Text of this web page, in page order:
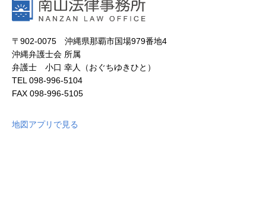
〒902-0075 沖縄県那覇市国場979番地4
沖縄弁護士会 所属
弁護士 小口 幸人（おぐちゆきひと）
TEL 098-996-5104
FAX 098-996-5105
地図アプリで見る